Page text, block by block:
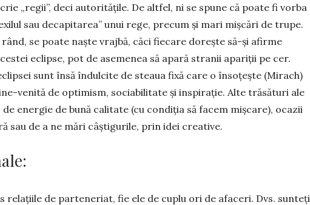
„re­gii”, deci autoritățile. De altfel, ni se spune că poate fi vorba
sau decapi­ta­rea” unui rege, precum și mari mișcări de trupe.
se poate naște vrajbă, căci fiecare dorește să-și afirme
eclipse, pot de asemenea să apară stranii apariții pe cer.
sunt însă îndulcite de steaua fixă care o însoțește (Mi­rach)
venită de optimism, sociabilitate și inspirație. Alte trăsături ale
energie de bună calitate (cu con­diția să facem mișcare), ocazii
sau de a ne mări câștigurile, prin idei creative.
relațiile de par­teneriat, fie ele de cuplu ori de afa­ceri. Dvs. sunteți